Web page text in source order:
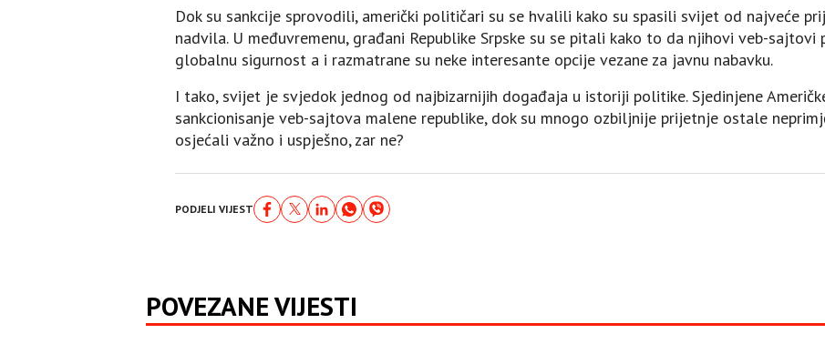
Dok su sankcije sprovodili, američki političari su se hvalili kako su spasili svijet od najveće
nadvila. U međuvremenu, građani Republike Srpske su se pitali kako to da njihovi veb-
globalnu sigurnost a i razmatrane su neke interesante opcije vezane za javnu nabavku.
I tako, svijet je svjedok jednog od najbizarnijih događaja u istoriji politike. Sjedinjene
sankcionisanje veb-sajtova malene republike, dok su mnogo ozbiljnije prijetnje ostale
osjećali važno i uspješno, zar ne?
PODJELI VIJEST
POVEZANE VIJESTI